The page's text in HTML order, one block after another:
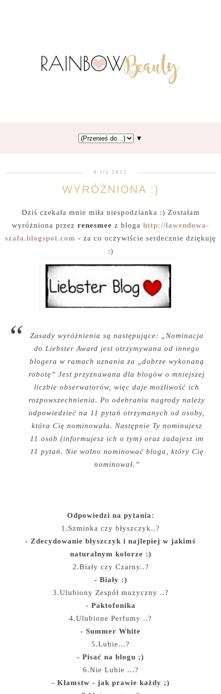
▼
8 lis 2012
WYRÓŻNIONA :)
Dziś czekała mnie miła niespodzianka :) Zostałam
wyróżniona przez renesmee z bloga http://lawendowa-
szafa.blogspot.com - za co oczywiście serdecznie dziękuję
:)
Zasady wyróżnienia są następujące: „Nominacja
do Liebster Award jest otrzymywana od innego
blogera w ramach uznania za „dobrze wykonaną
robotę” Jest przyznawana dla blogów o mniejszej
liczbie obserwatorów, więc daje możliwość ich
rozpowszechnienia. Po odebraniu nagrody należy
odpowiedzieć na 11 pytań otrzymanych od osoby,
która Cię nominowała. Następnie Ty nominujesz
11 osób (informujesz ich o tym) oraz zadajesz im
11 pytań. Nie wolno nominować bloga, który Cię
nominował.”
Odpowiedzi na pytania:
1.Szminka czy błyszczyk..?
- Zdecydowanie błyszczyk i najlepiej w jakimś
naturalnym kolorze :)
2.Biały czy Czarny..?
- Biały :)
3.Ulubiony Zespół muzyczny ..?
- Paktofonika
4.Ulubione Perfumy ..?
- Summer White
5.Lubie...?
- Pisać na blogu ;)
6.Nie Lubie ...?
- Kłamstw - jak prawie każdy ;)